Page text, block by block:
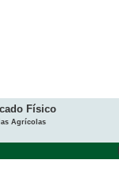
Físico
Agrícolas